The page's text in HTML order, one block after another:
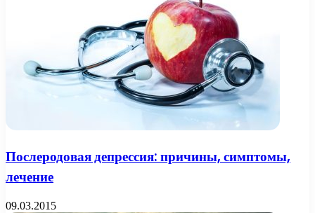
Послеродовая депрессия: причины, симптомы,
лечение
09.03.2015